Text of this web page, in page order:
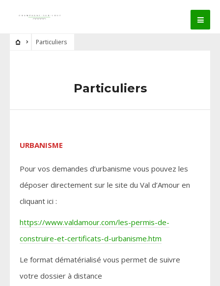
Particuliers
Particuliers
URBANISME
Pour vos demandes d’urbanisme vous pouvez les
déposer directement sur le site du Val d’Amour en
cliquant ici :
https://www.valdamour.com/les-permis-de-
construire-et-certificats-d-urbanisme.htm
Le format dématérialisé vous permet de suivre
votre dossier à distance